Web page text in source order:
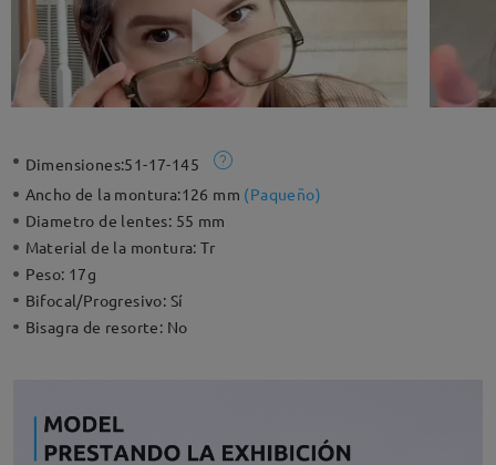
Dimensiones:51-17-145
Ancho de la montura:126 mm (Paqueño)
Diametro de lentes: 55 mm
Material de la montura:Tr
Peso: 17g
Bifocal/Progresivo: Sí
Bisagra de resorte: No